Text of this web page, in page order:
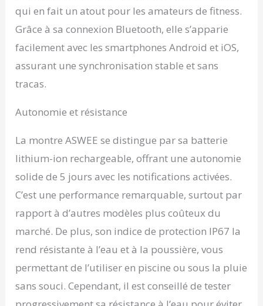
qui en fait un atout pour les amateurs de fitness.
Grâce à sa connexion Bluetooth, elle s’apparie
facilement avec les smartphones Android et iOS,
assurant une synchronisation stable et sans
tracas.
Autonomie et résistance
La montre ASWEE se distingue par sa batterie
lithium-ion rechargeable, offrant une autonomie
solide de 5 jours avec les notifications activées.
C’est une performance remarquable, surtout par
rapport à d’autres modèles plus coûteux du
marché. De plus, son indice de protection IP67 la
rend résistante à l’eau et à la poussière, vous
permettant de l’utiliser en piscine ou sous la pluie
sans souci. Cependant, il est conseillé de tester